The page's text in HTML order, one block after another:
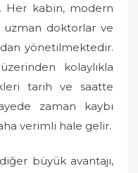
Her kabin, modern
uzman doktorlar ve
yönetilmektedir.
kolaylıkla
tarih ve saatte
zaman kaybı
verimli hale gelir.
büyük avantajı,